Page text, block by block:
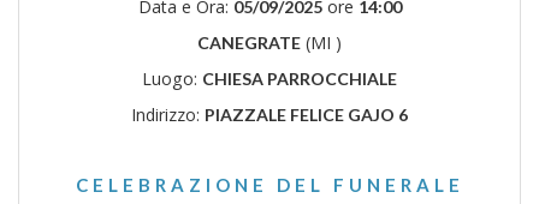
Data e Ora: 05/09/2025ore 14:00
CANEGRATE (MI )
Luogo: CHIESA PARROCCHIALE
Indirizzo: PIAZZALE FELICE GAJO 6
CELEBRAZIONE DEL FUNERALE